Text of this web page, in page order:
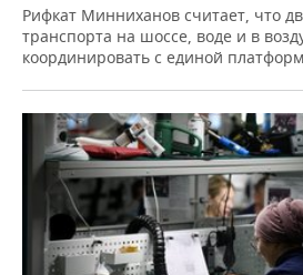
Рифкат Минниханов считает, что
транспорта на шоссе, воде и в
координировать с единой